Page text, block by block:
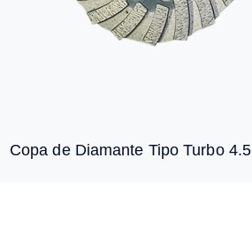
Copa de Diamante Tipo Turbo 4.5